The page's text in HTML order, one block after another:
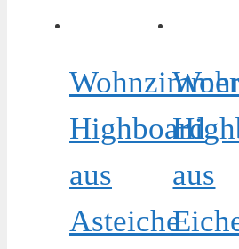
Wohnzimmer
Highboard
aus
Asteiche
aus